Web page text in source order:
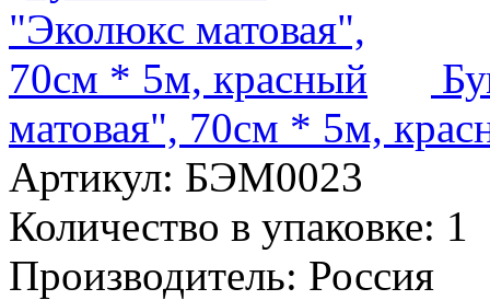
матовая", 70см * 5м,
Артикул: БЭМ0023
Количество в упаковке: 1
Производитель: Россия